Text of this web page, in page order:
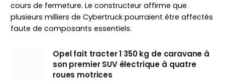
cours de fermeture. Le constructeur affirme que
plusieurs milliers de Cybertruck pourraient être affectés
faute de composants essentiels.
Opel fait tracter 1 350 kg de caravane à
son premier SUV électrique à quatre
roues motrices